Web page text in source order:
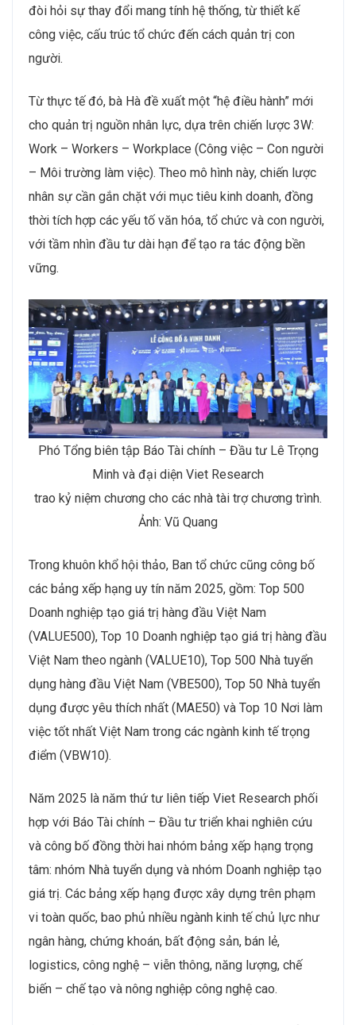
đòi hỏi sự thay đổi mang tính hệ thống, từ thiết kế
công việc, cấu trúc tổ chức đến cách quản trị con
người.
Từ thực tế đó, bà Hà đề xuất một “hệ điều hành” mới
cho quản trị nguồn nhân lực, dựa trên chiến lược 3W:
Work – Workers – Workplace (Công việc – Con người
– Môi trường làm việc). Theo mô hình này, chiến lược
nhân sự cần gắn chặt với mục tiêu kinh doanh, đồng
thời tích hợp các yếu tố văn hóa, tổ chức và con người,
với tầm nhìn đầu tư dài hạn để tạo ra tác động bền
vững.
Phó Tổng biên tập Báo Tài chính – Đầu tư Lê Trọng
Minh và đại diện Viet Research
trao kỷ niệm chương cho các nhà tài trợ chương trình.
Ảnh: Vũ Quang
Trong khuôn khổ hội thảo, Ban tổ chức cũng công bố
các bảng xếp hạng uy tín năm 2025, gồm: Top 500
Doanh nghiệp tạo giá trị hàng đầu Việt Nam
(VALUE500), Top 10 Doanh nghiệp tạo giá trị hàng đầu
Việt Nam theo ngành (VALUE10), Top 500 Nhà tuyển
dụng hàng đầu Việt Nam (VBE500), Top 50 Nhà tuyển
dụng được yêu thích nhất (MAE50) và Top 10 Nơi làm
việc tốt nhất Việt Nam trong các ngành kinh tế trọng
điểm (VBW10).
Năm 2025 là năm thứ tư liên tiếp Viet Research phối
hợp với Báo Tài chính – Đầu tư triển khai nghiên cứu
và công bố đồng thời hai nhóm bảng xếp hạng trọng
tâm: nhóm Nhà tuyển dụng và nhóm Doanh nghiệp tạo
giá trị. Các bảng xếp hạng được xây dựng trên phạm
vi toàn quốc, bao phủ nhiều ngành kinh tế chủ lực như
ngân hàng, chứng khoán, bất động sản, bán lẻ,
logistics, công nghệ – viễn thông, năng lượng, chế
biến – chế tạo và nông nghiệp công nghệ cao.